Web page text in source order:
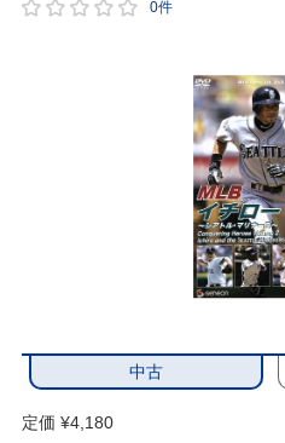
0件
中古
定価 ¥4,180